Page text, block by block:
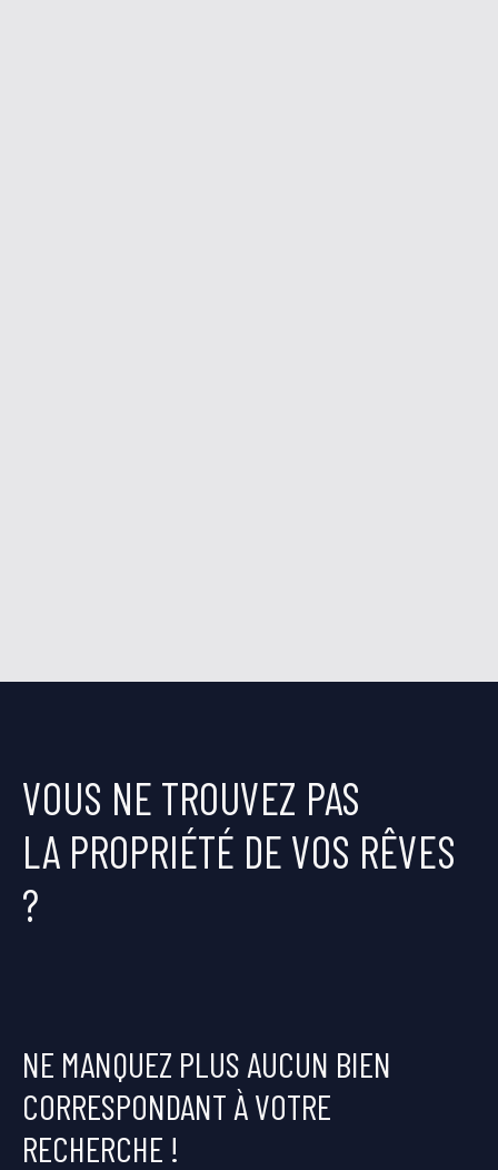
VOUS NE TROUVEZ PAS
LA PROPRIÉTÉ DE VOS RÊVES
?
NE MANQUEZ PLUS AUCUN BIEN
CORRESPONDANT À VOTRE
RECHERCHE !